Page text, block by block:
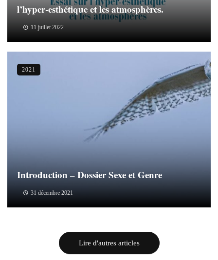
l’hyper-esthétique et les atmosphères.
11 juillet 2022
Introduction – Dossier Sexe et Genre
31 décembre 2021
2021
Lire d'autres articles